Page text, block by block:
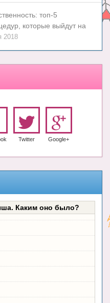
топ-5
которые выйдут на
2018
Twitter Google+